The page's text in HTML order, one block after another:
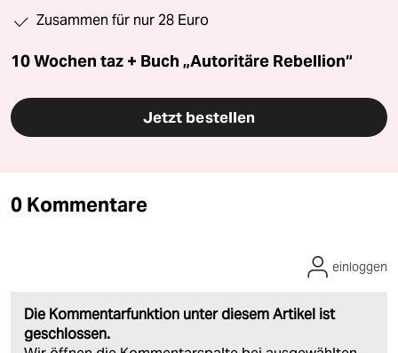
Zusammen für nur 28 Euro
10 Wochen taz + Buch „Autoritäre Rebellion“
Jetzt bestellen
0 Kommentare
Die Kommentarfunktion unter diesem Artikel ist
geschlossen.
einloggen